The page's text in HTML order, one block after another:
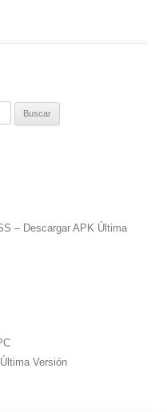
– Descargar APK Última
Versión